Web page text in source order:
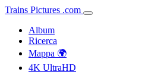
Trains Pictures .com
Album
Ricerca
Mappa 🌍
4K UltraHD